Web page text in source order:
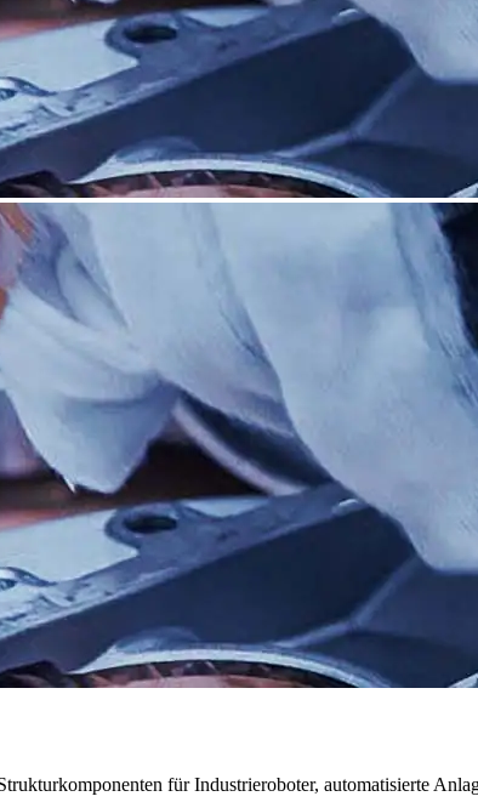
für Industrieroboter, automatisierte